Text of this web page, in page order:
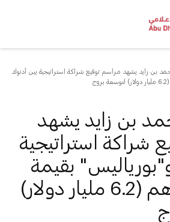
بن زايد يشهد مراسم توقيع شراكة استراتيجية بين أدنوك
بن زايد يشهد
شراكة استراتيجية
بقيمة
22 مليار درهم (6.2 مليار دولار)